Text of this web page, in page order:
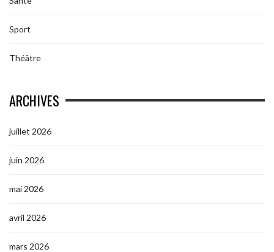
Sport
Théâtre
ARCHIVES
juillet 2026
juin 2026
mai 2026
avril 2026
mars 2026